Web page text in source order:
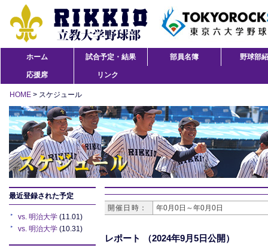
ホーム 試合予定・結果 部員名簿 野球部
応援席 リンク
HOME > スケジュール
最近登録された予定
vs. 明治大学 (11.01)
vs. 明治大学 (10.31)
開催日時： 年0月0日～年0月0日
レポート （2024年9月5日公開）